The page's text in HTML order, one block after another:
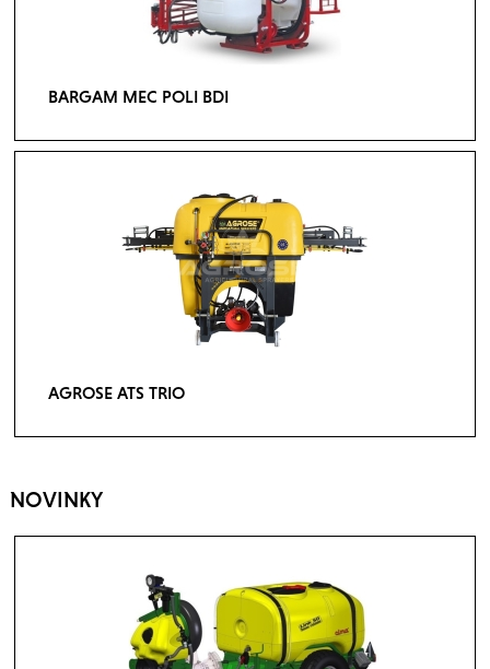
BARGAM MEC POLI BDI
AGROSE ATS TRIO
NOVINKY